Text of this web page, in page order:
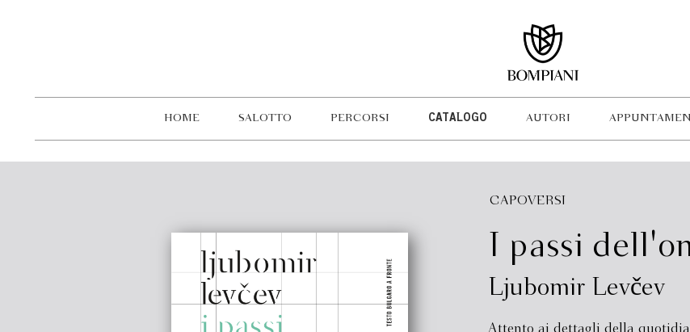
HOME SALOTTO PERCORSI CATALOGO AUTORI
CAPOVERSI
I passi
Ljubomir Levčev
Attento ai dettagli della